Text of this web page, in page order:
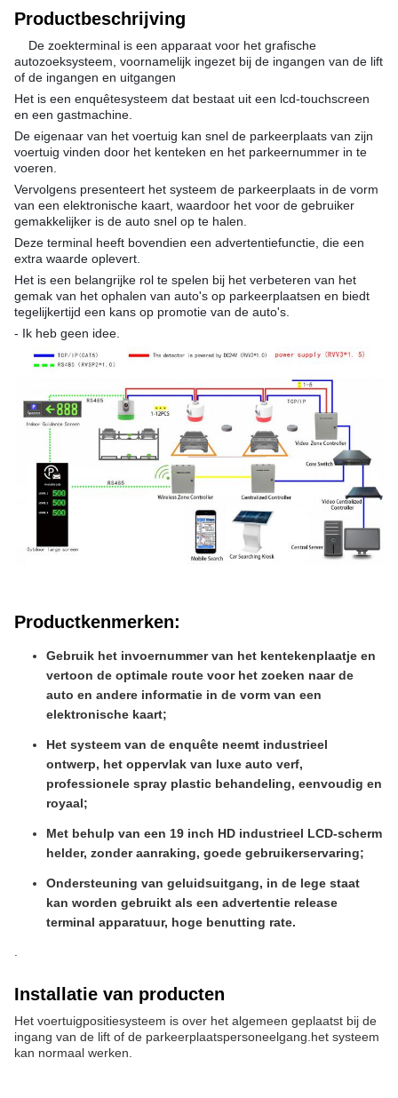
Productbeschrijving
De zoekterminal is een apparaat voor het grafische
autozoeksysteem, voornamelijk ingezet bij de ingangen van de lift
of de ingangen en uitgangen
Het is een enquêtesysteem dat bestaat uit een lcd-touchscreen
en een gastmachine.
De eigenaar van het voertuig kan snel de parkeerplaats van zijn
voertuig vinden door het kenteken en het parkeernummer in te
voeren.
Vervolgens presenteert het systeem de parkeerplaats in de vorm
van een elektronische kaart, waardoor het voor de gebruiker
gemakkelijker is de auto snel op te halen.
Deze terminal heeft bovendien een advertentiefunctie, die een
extra waarde oplevert.
Het is een belangrijke rol te spelen bij het verbeteren van het
gemak van het ophalen van auto's op parkeerplaatsen en biedt
tegelijkertijd een kans op promotie van de auto's.
- Ik heb geen idee.
Productkenmerken:
Gebruik het invoernummer van het kentekenplaatje en
vertoon de optimale route voor het zoeken naar de
auto en andere informatie in de vorm van een
elektronische kaart;
Het systeem van de enquête neemt industrieel
ontwerp, het oppervlak van luxe auto verf,
professionele spray plastic behandeling, eenvoudig en
royaal;
Met behulp van een 19 inch HD industrieel LCD-scherm
helder, zonder aanraking, goede gebruikerservaring;
Ondersteuning van geluidsuitgang, in de lege staat
kan worden gebruikt als een advertentie release
terminal apparatuur, hoge benutting rate.
Installatie van producten
Het voertuigpositiesysteem is over het algemeen geplaatst bij de
ingang van de lift of de parkeerplaatspersoneelgang.het systeem
kan normaal werken.